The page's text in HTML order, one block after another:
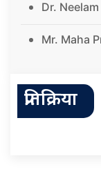
Dr.
Mr. Maha
प्रतिक्रिया